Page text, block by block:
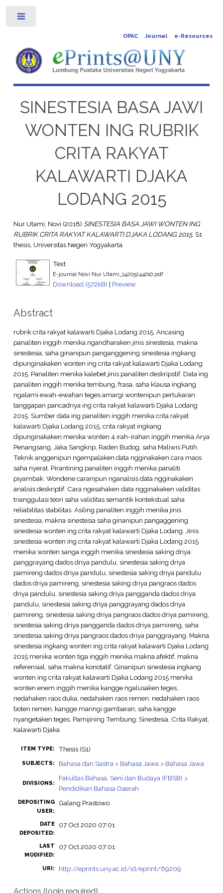
OPAC Journal e-Resources
SINESTESIA BASA JAWI
WONTEN ING RUBRIK
CRITA RAKYAT
KALAWARTI DJAKA
LODANG 2015
Nur Utami, Novi (2018) SINESTESIA BASA JAWI WONTEN ING
RUBRIK CRITA RAKYAT KALAWARTI DJAKA LODANG 2015. S1
thesis, Universitas Negeri Yogyakarta.
Text
E-journal Novi Nur Utami_14205244010.pdf
Download (572kB) | Preview
Abstract
rubrik crita rakyat kalawarti Djaka Lodang 2015. Ancasing
panaliten inggih menika ngandharaken jinis sinestesia, makna
sinestesia, saha ginanipun panganggening sinestesia ingkang
dipunginakaken wonten ing crita rakyat kalawarti Djaka Lodang
2015. Panaliten menika kalebet jinis panaliten deskripstif. Data ing
panaliten inggih menika tembung, frasa, saha klausa ingkang
ngalami ewah-ewahan teges amargi wontenipun pertukaran
tanggapan pancadriya ing crita rakyat kalawarti Djaka Lodang
2015. Sumber data ing panaliten inggih menika crita rakyat
kalawarti Djaka Lodang 2015, crita rakyat ingkang
dipunginakaken menika wonten 4 irah-irahan inggih menika Arya
Penangsang, Jaka Sangkrip, Raden Budog, saha Maliwis Putih.
Teknik anggenipun ngempalaken data ngginakaken cara maos
saha nyerat. Pirantining panaliten inggih menika panaliti
piyambak. Wondene caranipun nganalisis data ngginakaken
analisis deskriptif. Cara ngesahaken data ngginakaken validitas
trianggulasi teori saha validitas semantik kontekstual saha
reliabilitas stabilitas. Asiling panaliten inggih menika jinis
sinestesia, makna sinestesia saha ginanipun pangaggening
sinestesia wonten ing crita rakyat kalawarti Djaka Lodang. Jinis
sinestesia wonten ing crita rakyat kalawarti Djaka Lodang 2015
menika wonten sanga inggih menika sinestesia saking driya
panggrayang dados driya pandulu, sinestesia saking driya
pamireng dados driya pandulu, sinestesia saking driya pandulu
dados driya pamireng, sinestesia saking driya pangraos dados
driya pandulu, sinestesia saking driya pangganda dados driya
pandulu, sinestesia saking driya panggrayang dados driya
pamireng, sinestesia saking driya pangraos dados driya pamireng,
sinestesia saking driya pangganda dados driya pamireng, saha
sinestesia saking driya pangraos dados driya panggrayang. Makna
sinestesia ingkang wonten ing crita rakyat kalawarti Djaka Lodang
2015 menika wonten tiga inggih menika makna afektif, makna
referensial, saha makna konotatif. Ginanipun sinestesia ingkang
wonten ing crita rakyat kalawarti Djaka Lodang 2015 menika
wonten enem inggih menika kangge ngalusaken teges,
nedahaken raos duka, nedahaken raos remen, nedahaken raos
boten remen, kangge maringi gambaran, saha kangge
nyangetaken teges. Pamijining Tembung: Sinestesia, Crita Rakyat,
Kalawarti Djaka
ITEM TYPE: Thesis (S1)
SUBJECTS: Bahasa dan Sastra > Bahasa Jawa > Bahasa Jawa
DIVISIONS:
Fakultas Bahasa, Seni dan Budaya (FBSB) >
Pendidikan Bahasa Daerah
DEPOSITING
USER:
Galang Prastowo
DATE
DEPOSITED:
07 Oct 2020 07:01
LAST
MODIFIED:
07 Oct 2020 07:01
URI: http://eprints.uny.ac.id/id/eprint/69209
Actions (login required)